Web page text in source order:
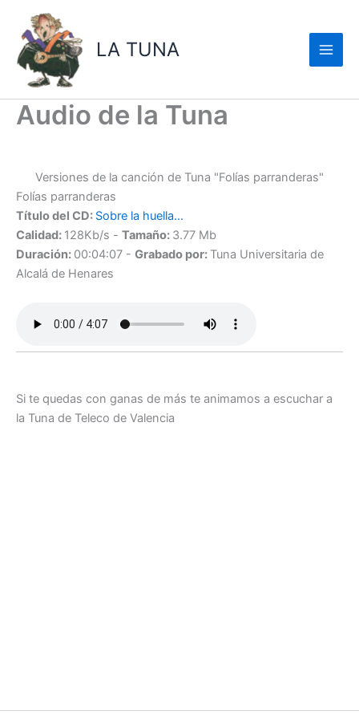
contenido
LA TUNA
Audio de la Tuna
Versiones de la canción de Tuna "Folías parranderas"
Folías parranderas
Título del CD: Sobre la huella…
Calidad: 128Kb/s - Tamaño: 3.77 Mb
Duración: 00:04:07 - Grabado por: Tuna Universitaria de
Alcalá de Henares
Si te quedas con ganas de más te animamos a escuchar a
la Tuna de Teleco de Valencia